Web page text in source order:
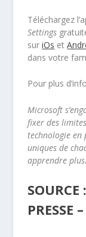
Téléchargez
Settings
suriOs et
dans votre
Pour plus
Microsoft
fixer des
technologie en
uniques de
apprendre plus.
PRESSE